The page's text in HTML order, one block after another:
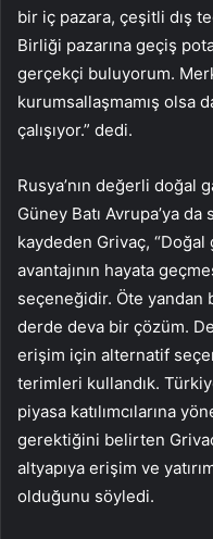
bir iç pazara, çeşitli dış
Birliği pazarına geçiş
gerçekçi buluyorum.
kurumsallaşmamış olsa
çalışıyor.” dedi.
Rusya’nın değerli doğal
Güney Batı Avrupa’ya
kaydeden Grivaç, “Doğal
avantajının hayata
seçeneğidir. Öte
derde deva bir çözüm.
erişim için alternatif
terimleri kullandık.
piyasa katılımcılarına
gerektiğini belirten
altyapıya erişim ve
olduğunu söyledi.